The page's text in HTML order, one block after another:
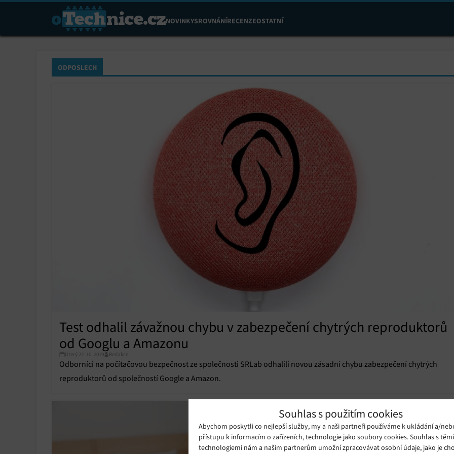
Souhlas s použitím cookies
Abychom poskytli co nejlepší služby, my a naši partneři používáme k ukládání a/
přístupu k informacím o zařízeních, technologie jako soubory cookies. Souhlas s
technologiemi nám a našim partnerům umožní zpracovávat osobní údaje, jako je
NOVINKYSROVNÁNÍRECENZEOSTATNÍ
ODPOSLECH
Test odhalil závažnou chybu v zabezpečení chytrých reproduktorů
od Googlu a Amazonu
Úterý 22. 10. 2019 Redakce
Odborníci na počítačovou bezpečnost ze společnosti SRLab odhalili novou zásadní chybu zabezpečení chytrých
reproduktorů od společností Google a Amazon.